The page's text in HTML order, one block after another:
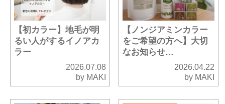
【初カラー】地毛が明
るい人がするイノアカ
ラー
2026.07.08
by MAKI
【ノンジアミンカラー
をご希望の方へ】大切
なお知らせ…
2026.04.22
by MAKI